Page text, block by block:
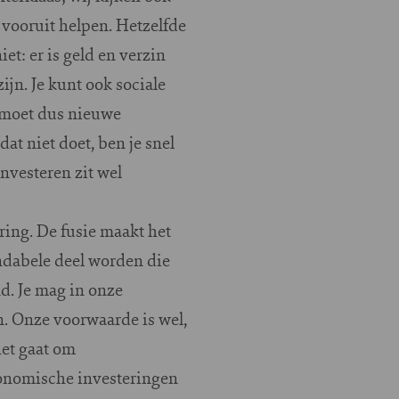
helpen. Hetzelfde
er is geld en verzin
Je kunt ook sociale
dus nieuwe
niet doet, ben je snel
zit wel
De fusie maakt het
deel worden die
Je mag in onze
Onze voorwaarde is wel,
gaat om
investeringen